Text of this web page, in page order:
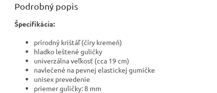
Podrobný popis
Špecifikácia:
prírodný krištáľ (číry kremeň)
hladko leštené guličky
univerzálna veľkosť (cca 19 cm)
navlečené na pevnej elastickej gumičke
unisex prevedenie
priemer guličky: 8 mm